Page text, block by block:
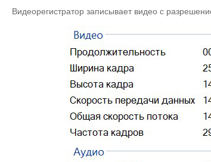
Видеорегистратор записывает видео с